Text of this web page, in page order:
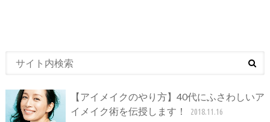
【アイメイクのやり方】40代にふさわしいア
イメイク術を伝授します！
2018.11.16